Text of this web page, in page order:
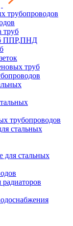
трубопроводов
труб
ППР,ПНД
труб
трубопроводов
стальных
для стальных